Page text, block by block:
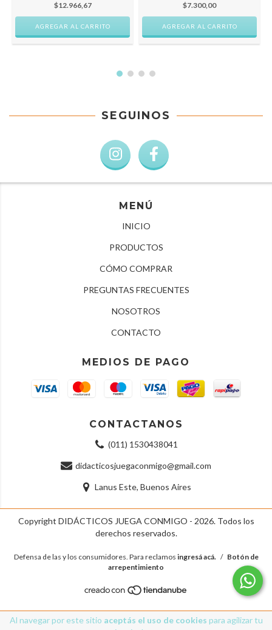
Al navegar por este sitio aceptás el uso de cookies para agilizar tu
$12.966,67
$7.300,00
SEGUINOS
MENÚ
INICIO
PRODUCTOS
CÓMO COMPRAR
PREGUNTAS FRECUENTES
NOSOTROS
CONTACTO
MEDIOS DE PAGO
CONTACTANOS
(011) 1530438041
didacticosjuegaconmigo@gmail.com
Lanus Este, Buenos Aires
Copyright DIDÁCTICOS JUEGA CONMIGO - 2026. Todos los
derechos reservados.
Defensa de las y los consumidores. Para reclamos ingresá acá. / Botón de
arrepentimiento